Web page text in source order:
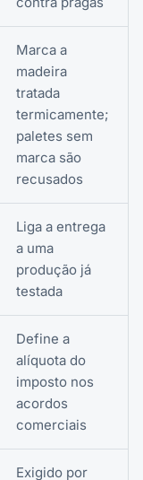
Marca a
madeira
tratada
termicamente;
paletes sem
marca são
recusados
Liga a entrega
a uma
produção já
testada
Define a
alíquota do
imposto nos
acordos
comerciais
Exigido por